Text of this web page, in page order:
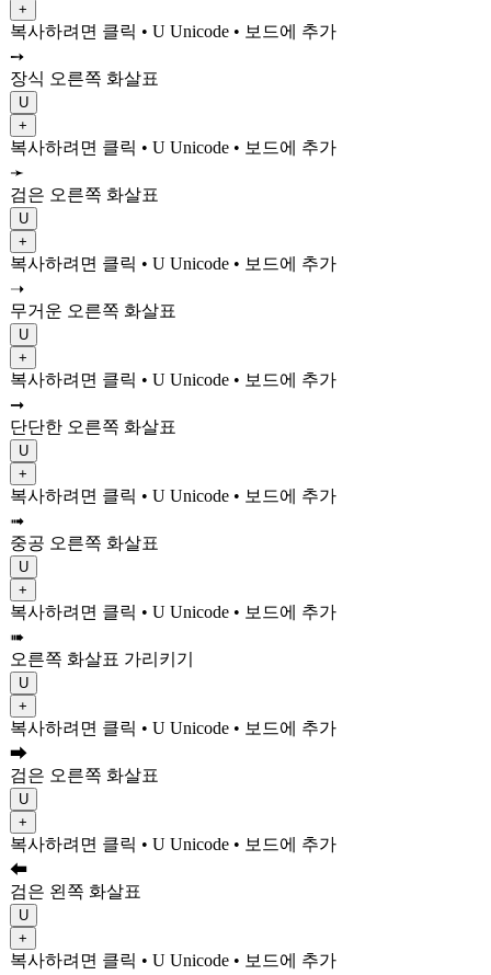
+
복사하려면 클릭 • U Unicode • 보드에 추가
➙
장식 오른쪽 화살표
U
+
복사하려면 클릭 • U Unicode • 보드에 추가
➛
검은 오른쪽 화살표
U
+
복사하려면 클릭 • U Unicode • 보드에 추가
➝
무거운 오른쪽 화살표
U
+
복사하려면 클릭 • U Unicode • 보드에 추가
➞
단단한 오른쪽 화살표
U
+
복사하려면 클릭 • U Unicode • 보드에 추가
➟
중공 오른쪽 화살표
U
+
복사하려면 클릭 • U Unicode • 보드에 추가
➠
오른쪽 화살표 가리키기
U
+
복사하려면 클릭 • U Unicode • 보드에 추가
➡
검은 오른쪽 화살표
U
+
복사하려면 클릭 • U Unicode • 보드에 추가
⬅
검은 왼쪽 화살표
U
+
복사하려면 클릭 • U Unicode • 보드에 추가